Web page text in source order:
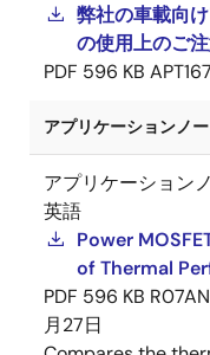
弊社の車載向
の使用上のご
PDF 596 KB
アプリケーションノ
アプリケーション
英語
Power
of Thermal
PDF 596 KB
月27日